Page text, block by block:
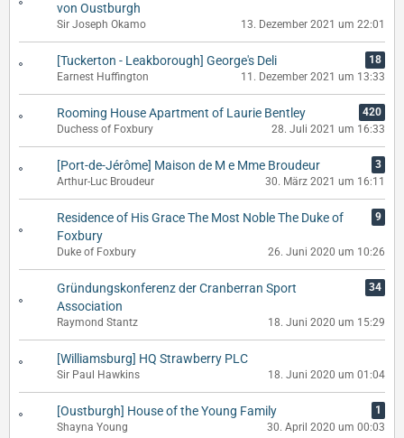
von Oustburgh
Sir Joseph Okamo 13. Dezember 2021 um 22:01
[Tuckerton - Leakborough] George's Deli
18
Earnest Huffington
11. Dezember 2021 um 13:33
Rooming House Apartment of Laurie Bentley
420
Duchess of Foxbury
28. Juli 2021 um 16:33
[Port-de-Jérôme] Maison de M e Mme Broudeur
3
Arthur-Luc Broudeur
30. März 2021 um 16:11
Residence of His Grace The Most Noble The Duke of
Foxbury
9
Duke of Foxbury 26. Juni 2020 um 10:26
Gründungskonferenz der Cranberran Sport
Association
34
Raymond Stantz 18. Juni 2020 um 15:29
[Williamsburg] HQ Strawberry PLC
Sir Paul Hawkins 18. Juni 2020 um 01:04
[Oustburgh] House of the Young Family
1
Shayna Young
30. April 2020 um 00:03